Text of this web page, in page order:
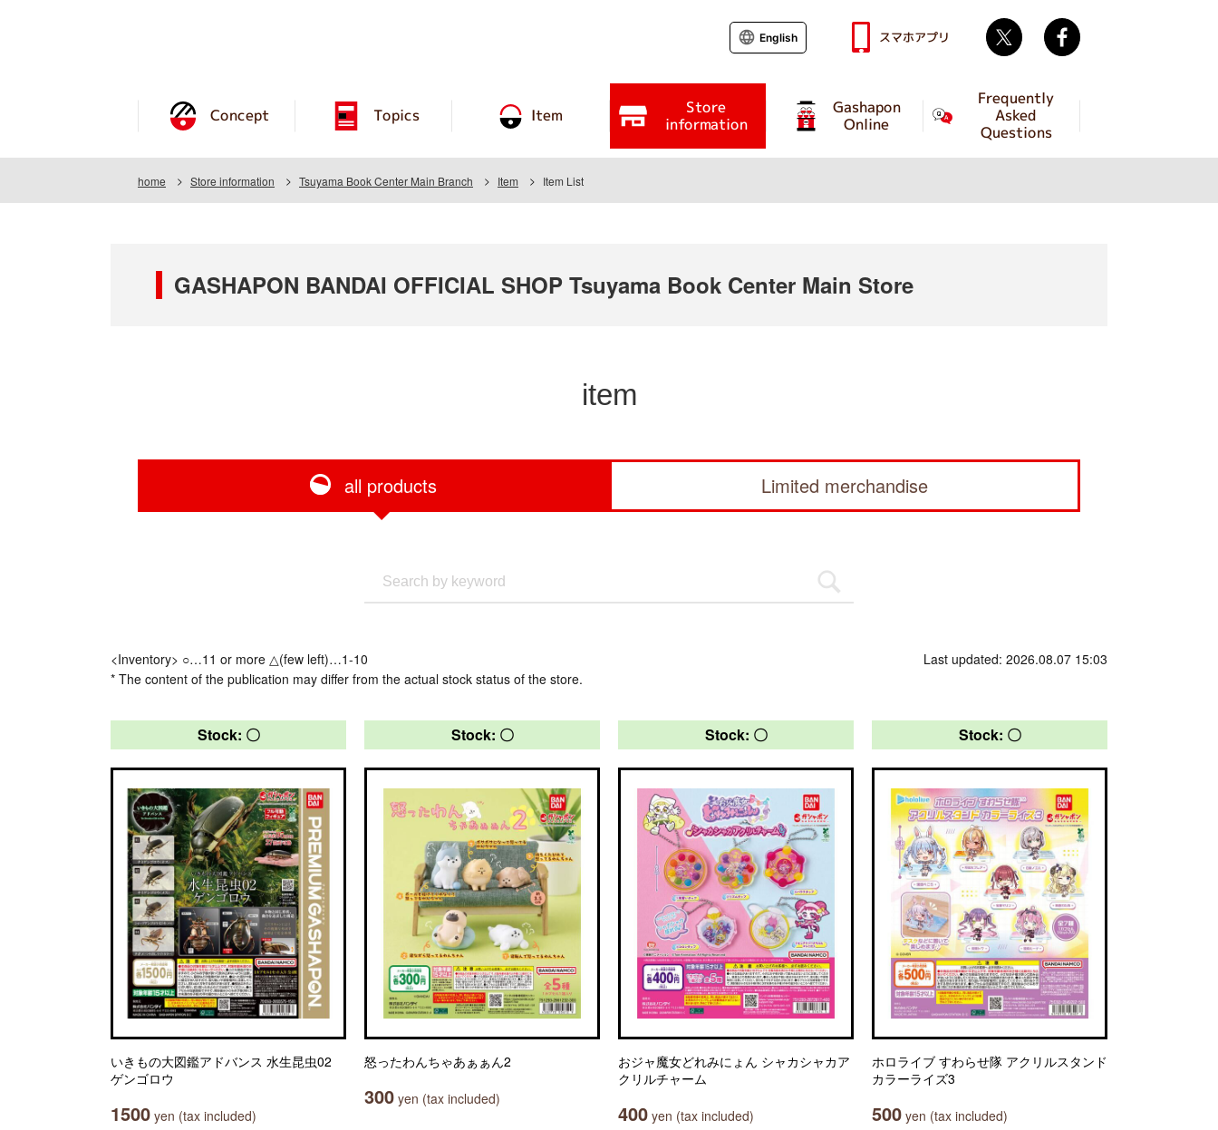
Concept Topics Item Store
information
Gashapon
Online
Frequently
Asked
Questions
English スマホアプリ Twitter
home Store information Tsuyama Book Center Main Branch Item Item List
GASHAPON BANDAI OFFICIAL SHOP Tsuyama Book Center Main Store
item
all products Limited merchandise
<Inventory> ○…11 or more △(few left)…1-10
* The content of the publication may differ from the actual stock status of the store.
Last updated: 2026.08.07 15:03
Stock: 〇
いきもの大図鑑アドバンス 水生昆虫02
ゲンゴロウ
1500 yen (tax included)
Stock: 〇
怒ったわんちゃあぁぁん2
300 yen (tax included)
Stock: 〇
おジャ魔女どれみにょん シャカシャカア
クリルチャーム
400 yen (tax included)
Stock: 〇
ホロライブ すわらせ隊 アクリルスタンド
カラーライズ3
500 yen (tax included)